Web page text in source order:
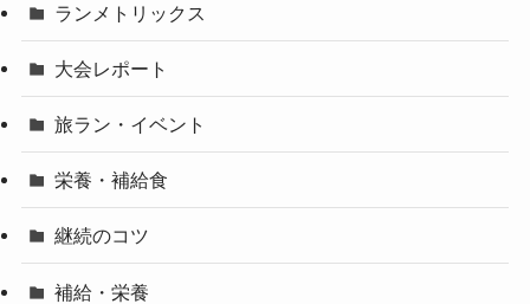
ランメトリックス
大会レポート
旅ラン・イベント
栄養・補給食
継続のコツ
補給・栄養